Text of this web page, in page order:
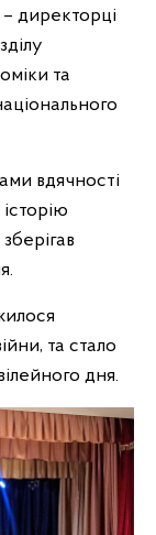
– директорці
та
вдячності
та стало
дня.